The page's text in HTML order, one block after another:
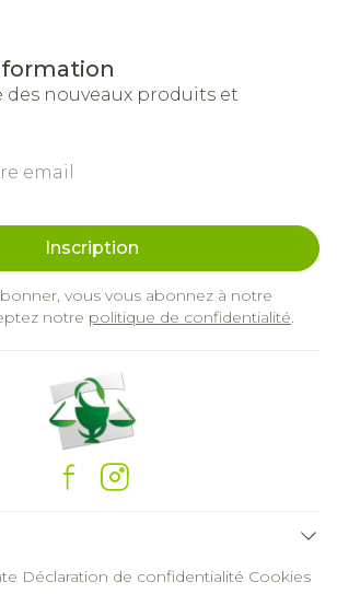
des nouveaux produits et
Inscription
vous vous abonnez à notre
notre politique de confidentialité.
Déclaration de confidentialité Cookies